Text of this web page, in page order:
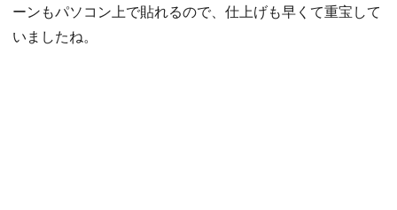
ーンもパソコン上で貼れるので、仕上げも早くて重宝して
いましたね。